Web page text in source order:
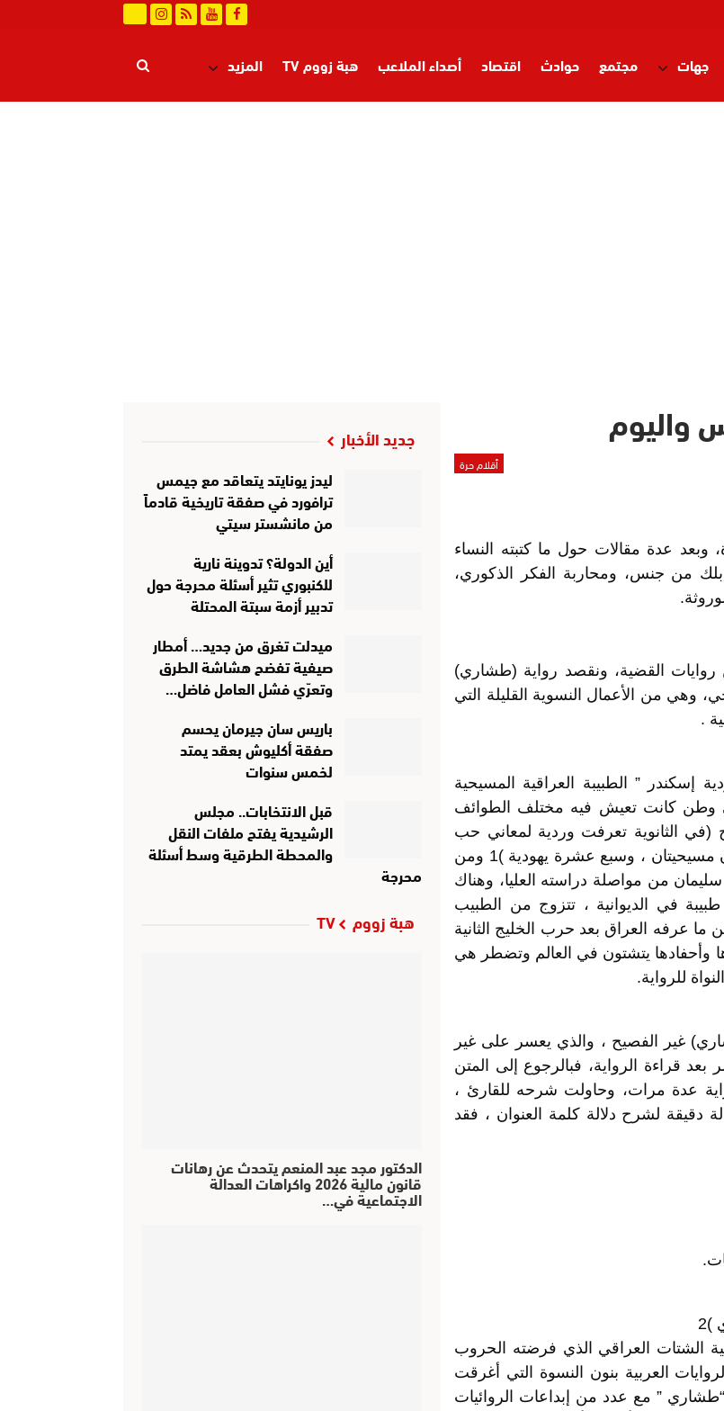
جهات مجتمع حوادث اقتصاد أصداء الملاعب هبة زووم TV المزيد
واليوم
أقلام حرة
وبعد عدة مقالات حول ما كتبته النساء
بلك من جنس، ومحاربة الفكر الذكوري،
القضية، ونقصد رواية (طشاري)
وهي من الأعمال النسوية القليلة التي
.
” الطبيبة العراقية المسيحية
في وطن كانت تعيش فيه مختلف الطوائف
الثانوية تعرفت وردية لمعاني حب
الوطن ، وكان في صفها أربع طالبات مسلمات، واثنتان مسيحيتان ، وسبع عشرة يهودية )1 ومن
من مواصلة دراسته العليا، وهناك
في الديوانية ، تتزوج من الطبيب
عرفه العراق بعد حرب الخليج الثانية
وأحفادها يتشتون في العالم وتضطر هي
للرواية.
غير الفصيح ، والذي يعسر على غير
قراءة الرواية، فبالرجوع إلى المتن
عدة مرات، وحاولت شرحه للقارئ ،
دقيقة لشرح دلالة كلمة العنوان ، فقد
)2
الشتات العراقي الذي فرضته الحروب
العربية بنون النسوة التي أغرقت
” مع عدد من إبداعات الروائيات
جديد الأخبار
ليدز يونايتد يتعاقد مع جيمس
ترافورد في صفقة تاريخية قادماً
من مانشستر سيتي
أين الدولة؟ تدوينة نارية
للكنبوري تثير أسئلة محرجة حول
تدبير أزمة سبتة المحتلة
ميدلت تغرق من جديد… أمطار
صيفية تفضح هشاشة الطرق
وتعرّي فشل العامل فاضل…
باريس سان جيرمان يحسم
صفقة أكليوش بعقد يمتد
لخمس سنوات
قبل الانتخابات.. مجلس
الرشيدية يفتح ملفات النقل
والمحطة الطرقية وسط أسئلة
محرجة
هبة زووم TV
الدكتور مجد عبد المنعم يتحدث عن رهانات
قانون مالية 2026 واكراهات العدالة
الاجتماعية في…